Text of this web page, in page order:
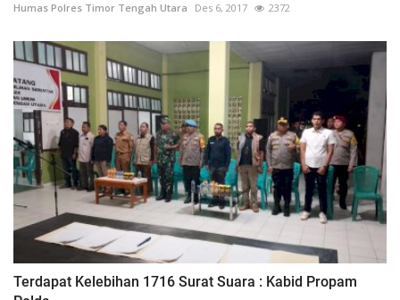
Humas Polres Timor Tengah Utara Des 6, 2017 2372
Terdapat Kelebihan 1716 Surat Suara : Kabid Propam